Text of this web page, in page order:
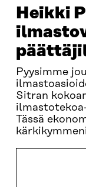
Heikki
Pyysimme
Sitran
Tässä